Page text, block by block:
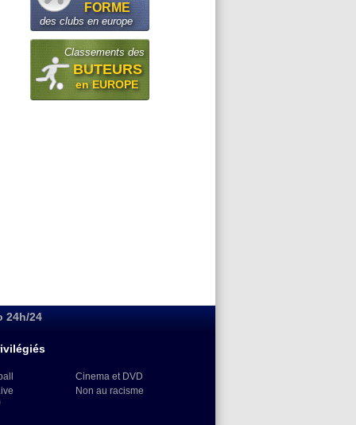
FORME
des clubs en europe
Classements des
BUTEURS
en EUROPE
24h/24
Cinema et DVD
Non au racisme